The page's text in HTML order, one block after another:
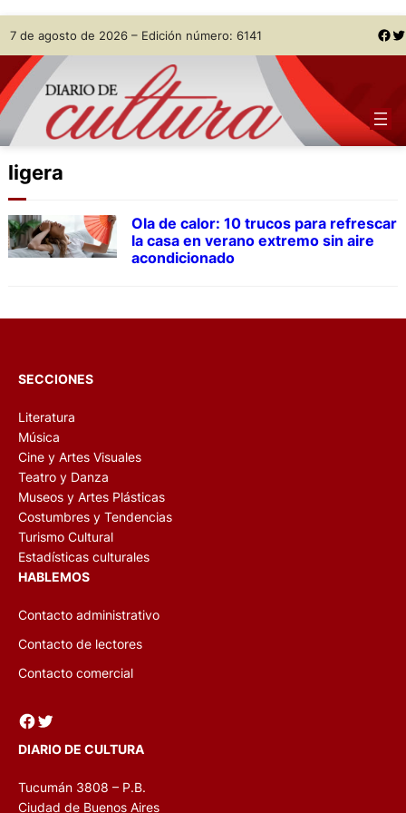
Skip
to
content
7 de agosto de 2026 – Edición número: 6141 Facebook Twitter
ligera
Ola de calor: 10 trucos para refrescar
la casa en verano extremo sin aire
acondicionado
SECCIONES
Literatura
Música
Cine y Artes Visuales
Teatro y Danza
Museos y Artes Plásticas
Costumbres y Tendencias
Turismo Cultural
Estadísticas culturales
HABLEMOS
Contacto administrativo
Contacto de lectores
Contacto comercial
Facebook Twitter
DIARIO DE CULTURA
Tucumán 3808 – P.B.
Ciudad de Buenos Aires